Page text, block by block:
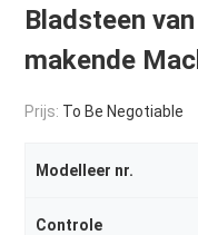
Bladsteen
makende
Prijs: To Be Negotiable
Modelleer nr.
Controle